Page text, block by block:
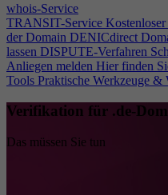
whois-Service
TRANSIT-Service
der Domain DENICdirect
lassen DISPUTE-Verfahren
Anliegen melden Hier finden
Tools Praktische Werkzeuge &
Verifikation für .de-
Das müssen Sie tun